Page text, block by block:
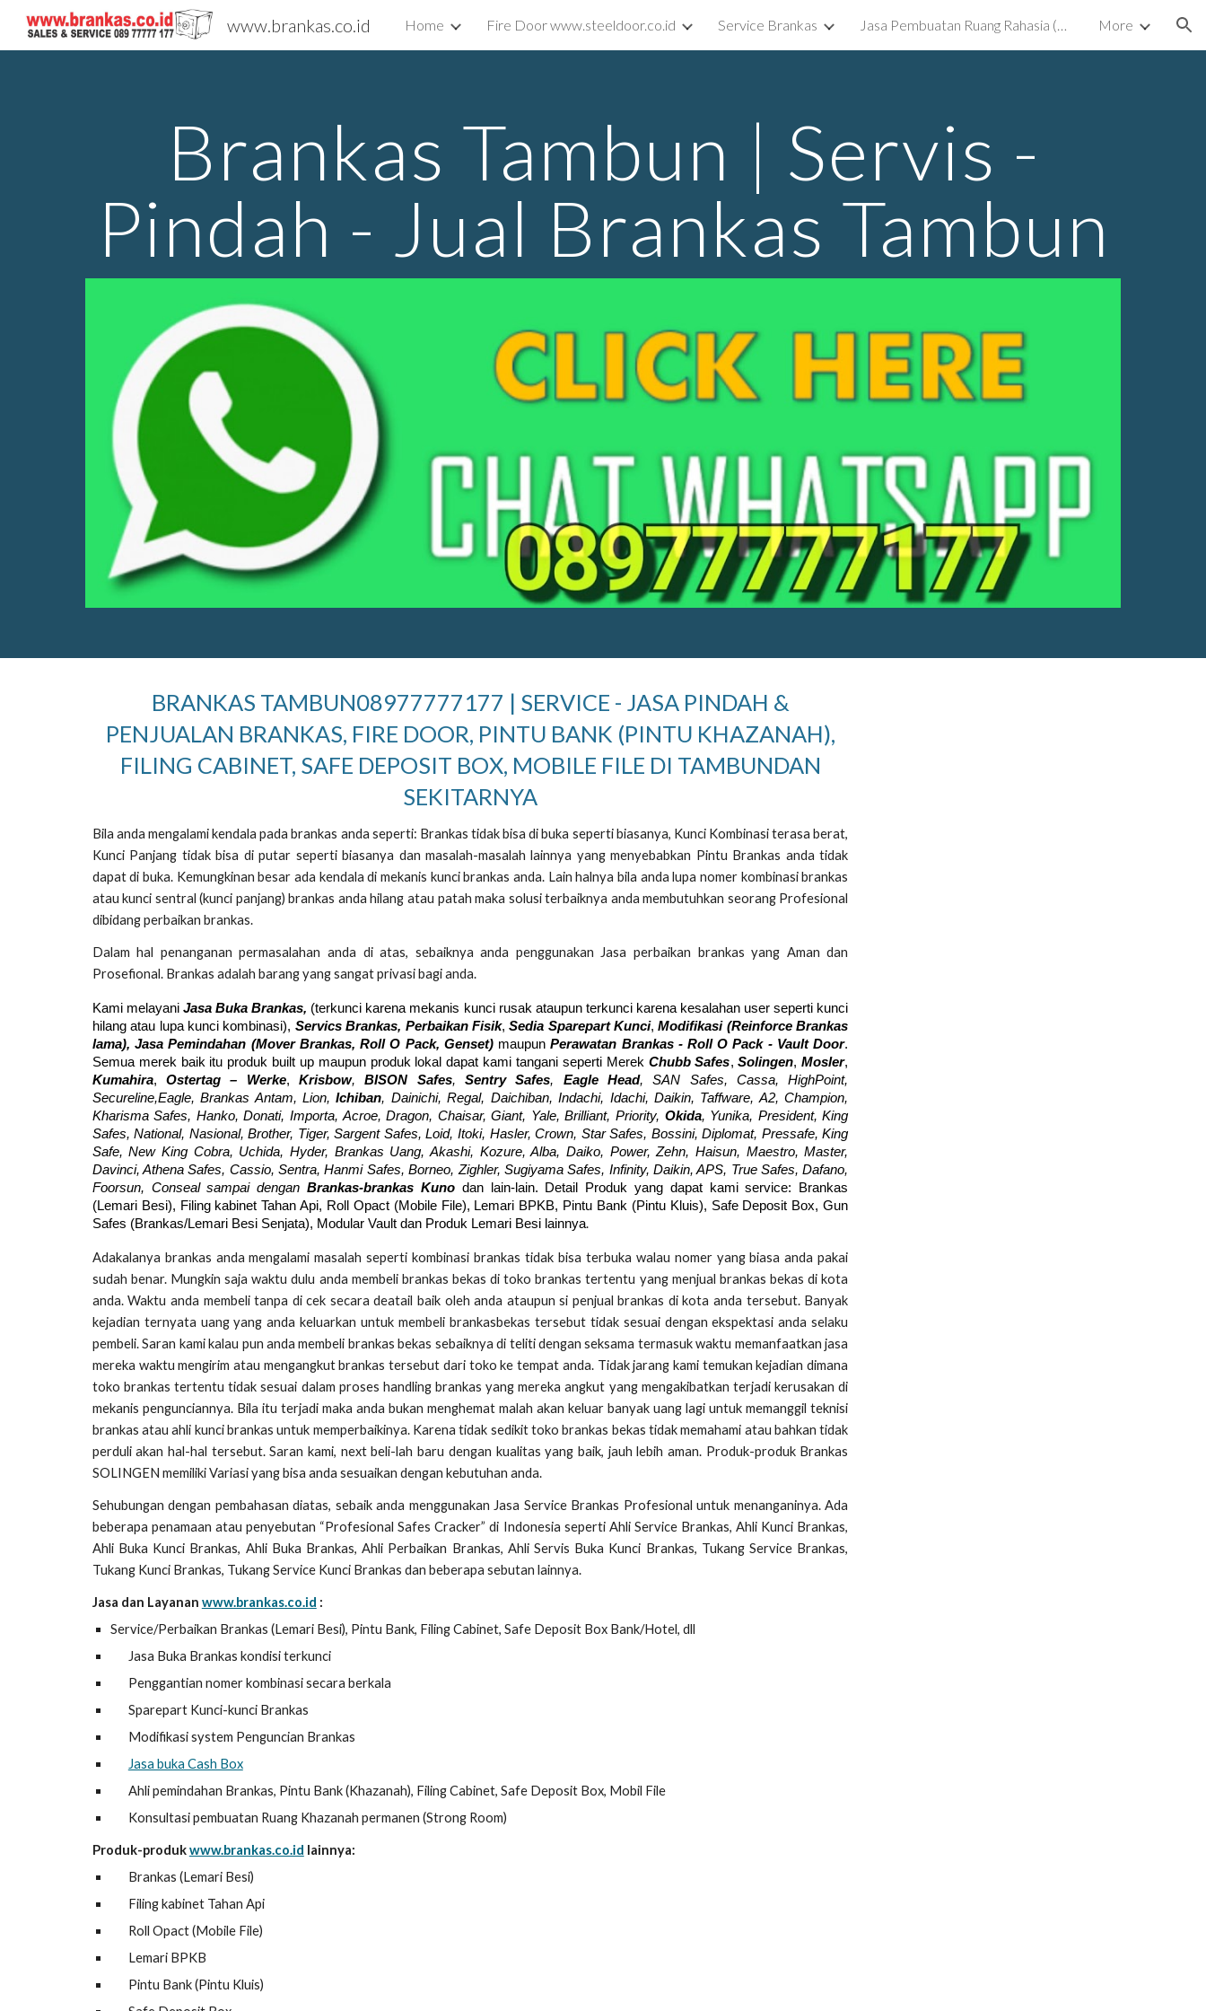
Skip to main content Skip to navigation
www.brankas.co.id Home Fire Door www.steeldoor.co.id Service Brankas Jasa Pembuatan Ruang Rahasia (Ruang Tersembunyi) Surabaya More
Brankas Tambun | Servis -
Pindah - Jual Brankas Tambun
BRANKAS TAMBUN08977777177 | SERVICE - JASA PINDAH &
PENJUALAN BRANKAS, FIRE DOOR, PINTU BANK (PINTU KHAZANAH),
FILING CABINET, SAFE DEPOSIT BOX, MOBILE FILE DI TAMBUNDAN
SEKITARNYA
Bila anda mengalami kendala pada brankas anda seperti: Brankas tidak bisa di buka seperti biasanya, Kunci Kombinasi terasa berat,
Kunci Panjang tidak bisa di putar seperti biasanya dan masalah-masalah lainnya yang menyebabkan Pintu Brankas anda tidak
dapat di buka. Kemungkinan besar ada kendala di mekanis kunci brankas anda. Lain halnya bila anda lupa nomer kombinasi brankas
atau kunci sentral (kunci panjang) brankas anda hilang atau patah maka solusi terbaiknya anda membutuhkan seorang Profesional
dibidang perbaikan brankas.
Dalam hal penanganan permasalahan anda di atas, sebaiknya anda penggunakan Jasa perbaikan brankas yang Aman dan
Prosefional. Brankas adalah barang yang sangat privasi bagi anda.
Kami melayani Jasa Buka Brankas, (terkunci karena mekanis kunci rusak ataupun terkunci karena kesalahan user seperti kunci
hilang atau lupa kunci kombinasi), Servics Brankas, Perbaikan Fisik,Sedia Sparepart Kunci,Modifikasi (Reinforce Brankas
lama), Jasa Pemindahan (Mover Brankas,Roll O Pack, Genset)maupunPerawatan Brankas - Roll O Pack - Vault Door.
Semua merek baik itu produk built up maupun produk lokal dapat kami tangani seperti Merek Chubb Safes,Solingen,Mosler,
Kumahira,Ostertag – Werke,Krisbow,BISON Safes, Sentry Safes, Eagle Head, SAN Safes, Cassa, HighPoint,
Secureline,Eagle, Brankas Antam, Lion,Ichiban, Dainichi, Regal, Daichiban, Indachi, Idachi, Daikin, Taffware, A2, Champion,
Kharisma Safes, Hanko, Donati, Importa, Acroe, Dragon, Chaisar, Giant, Yale, Brilliant, Priority, Okida, Yunika, President, King
Safes, National, Nasional, Brother, Tiger, Sargent Safes, Loid, Itoki, Hasler, Crown, Star Safes, Bossini, Diplomat, Pressafe, King
Safe, New King Cobra, Uchida, Hyder, Brankas Uang, Akashi, Kozure, Alba, Daiko, Power, Zehn, Haisun, Maestro, Master,
Davinci, Athena Safes, Cassio, Sentra, Hanmi Safes, Borneo, Zighler, Sugiyama Safes, Infinity, Daikin, APS, True Safes, Dafano,
Foorsun, Conseal sampai denganBrankas-brankas Kunodan lain-lain. Detail Produk yang dapat kami service: Brankas
(Lemari Besi), Filing kabinet Tahan Api, Roll Opact (Mobile File), Lemari BPKB, Pintu Bank (Pintu Kluis), Safe Deposit Box, Gun
Safes (Brankas/Lemari Besi Senjata), Modular Vault dan Produk Lemari Besi lainnya.
Adakalanya brankas anda mengalami masalah seperti kombinasi brankas tidak bisa terbuka walau nomer yang biasa anda pakai
sudah benar. Mungkin saja waktu dulu anda membeli brankas bekas di toko brankas tertentu yang menjual brankas bekas di kota
anda. Waktu anda membeli tanpa di cek secara deatail baik oleh anda ataupun si penjual brankas di kota anda tersebut. Banyak
kejadian ternyata uang yang anda keluarkan untuk membeli brankasbekas tersebut tidak sesuai dengan ekspektasi anda selaku
pembeli. Saran kami kalau pun anda membeli brankas bekas sebaiknya di teliti dengan seksama termasuk waktu memanfaatkan jasa
mereka waktu mengirim atau mengangkut brankas tersebut dari toko ke tempat anda. Tidak jarang kami temukan kejadian dimana
toko brankas tertentu tidak sesuai dalam proses handling brankas yang mereka angkut yang mengakibatkan terjadi kerusakan di
mekanis pengunciannya. Bila itu terjadi maka anda bukan menghemat malah akan keluar banyak uang lagi untuk memanggil teknisi
brankas atau ahli kunci brankas untuk memperbaikinya. Karena tidak sedikit toko brankas bekas tidak memahami atau bahkan tidak
perduli akan hal-hal tersebut. Saran kami, next beli-lah baru dengan kualitas yang baik, jauh lebih aman. Produk-produk Brankas
SOLINGEN memiliki Variasi yang bisa anda sesuaikan dengan kebutuhan anda.
Sehubungan dengan pembahasan diatas, sebaik anda menggunakan Jasa Service Brankas Profesional untuk menanganinya. Ada
beberapa penamaan atau penyebutan “Profesional Safes Cracker” di Indonesia seperti Ahli Service Brankas, Ahli Kunci Brankas,
Ahli Buka Kunci Brankas, Ahli Buka Brankas, Ahli Perbaikan Brankas, Ahli Servis Buka Kunci Brankas, Tukang Service Brankas,
Tukang Kunci Brankas, Tukang Service Kunci Brankas dan beberapa sebutan lainnya.
Jasa dan Layanan www.brankas.co.id :
Service/Perbaikan Brankas (Lemari Besi), Pintu Bank, Filing Cabinet, Safe Deposit Box Bank/Hotel, dll
Jasa Buka Brankas kondisi terkunci
Penggantian nomer kombinasi secara berkala
Sparepart Kunci-kunci Brankas
Modifikasi system Penguncian Brankas
Jasa buka Cash Box
Ahli pemindahan Brankas, Pintu Bank (Khazanah), Filing Cabinet, Safe Deposit Box, Mobil File
Konsultasi pembuatan Ruang Khazanah permanen (Strong Room)
Produk-produkwww.brankas.co.id lainnya:
Brankas (Lemari Besi)
Filing kabinet Tahan Api
Roll Opact (Mobile File)
Lemari BPKB
Pintu Bank (Pintu Kluis)